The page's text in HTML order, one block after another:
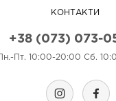
КОНТАКТИ
+38 (073) 073-
Пн.-Пт. 10:00-20:00 Сб.